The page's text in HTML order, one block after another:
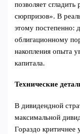
позволяет
сюрпризов». В
этому постепенно:
облигационному
накопления опыта
капитала.
Технические
В дивидендной
максимальной
Гораздо критичнее